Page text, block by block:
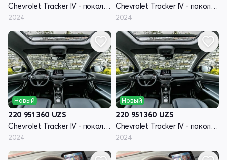
Chevrolet Tracker IV - поколение
2024
Chevrolet Tracker IV - поколение
2024
Новый
220 951 360 UZS
Chevrolet Tracker IV - поколение
2024
Новый
220 951 360 UZS
Chevrolet Tracker IV - поколение
2024